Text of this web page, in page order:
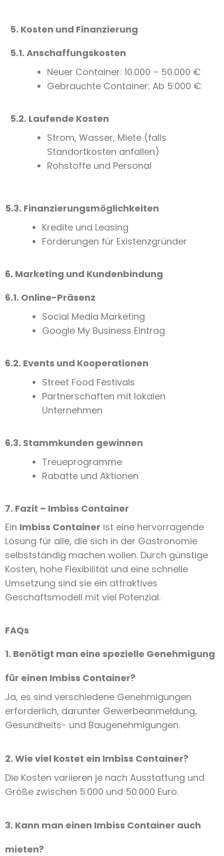
5. Kosten und Finanzierung
5.1. Anschaffungskosten
Neuer Container: 10.000 – 50.000 €
Gebrauchte Container: Ab 5.000 €
5.2. Laufende Kosten
Strom, Wasser, Miete (falls
Standortkosten anfallen)
Rohstoffe und Personal
5.3. Finanzierungsmöglichkeiten
Kredite und Leasing
Förderungen für Existenzgründer
6. Marketing und Kundenbindung
6.1. Online-Präsenz
Social Media Marketing
Google My Business Eintrag
6.2. Events und Kooperationen
Street Food Festivals
Partnerschaften mit lokalen
Unternehmen
6.3. Stammkunden gewinnen
Treueprogramme
Rabatte und Aktionen
7. Fazit – Imbiss Container
Ein Imbiss Container ist eine hervorragende
Lösung für alle, die sich in der Gastronomie
selbstständig machen wollen. Durch günstige
Kosten, hohe Flexibilität und eine schnelle
Umsetzung sind sie ein attraktives
Geschäftsmodell mit viel Potenzial.
FAQs
1. Benötigt man eine spezielle Genehmigung
für einen Imbiss Container?
Ja, es sind verschiedene Genehmigungen
erforderlich, darunter Gewerbeanmeldung,
Gesundheits- und Baugenehmigungen.
2. Wie viel kostet ein Imbiss Container?
Die Kosten variieren je nach Ausstattung und
Größe zwischen 5.000 und 50.000 Euro.
3. Kann man einen Imbiss Container auch
mieten?